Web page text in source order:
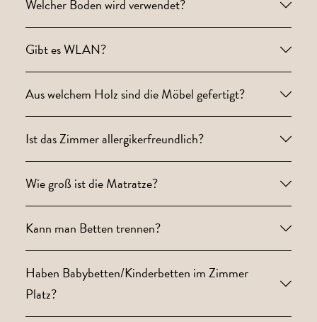
Welcher Boden wird verwendet?
Gibt es WLAN?
Aus welchem Holz sind die Möbel gefertigt?
Ist das Zimmer allergikerfreundlich?
Wie groß ist die Matratze?
Kann man Betten trennen?
Haben Babybetten/Kinderbetten im Zimmer
Platz?